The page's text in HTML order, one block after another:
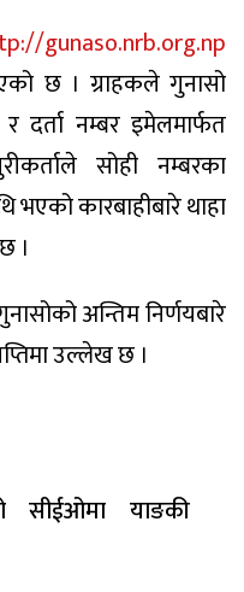
gunaso.nrb.org.np
छ । ग्राहकले गुनासो
दर्ता नम्बर इमेलमार्फत
सोही नम्बरका
कारबाहीबारे थाहा
।
अन्तिम निर्णयबारे
उल्लेख छ ।
सीईओमा याङकी